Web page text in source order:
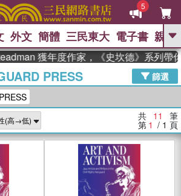
5
GO
熱搜： 東野圭吾 The Odyssey 、
父親節 、 如果歷史是一群喵 、 暑期
念華 、 台灣的李登輝時代 、 數學女
孩：黎曼猜想
偉大的迷走神經
外文 簡體 三民東大 電子書 親子
獲年度作家，《史坎德》系列帶你
PRESS
篩選
共 11 筆
第 1 / 1 頁